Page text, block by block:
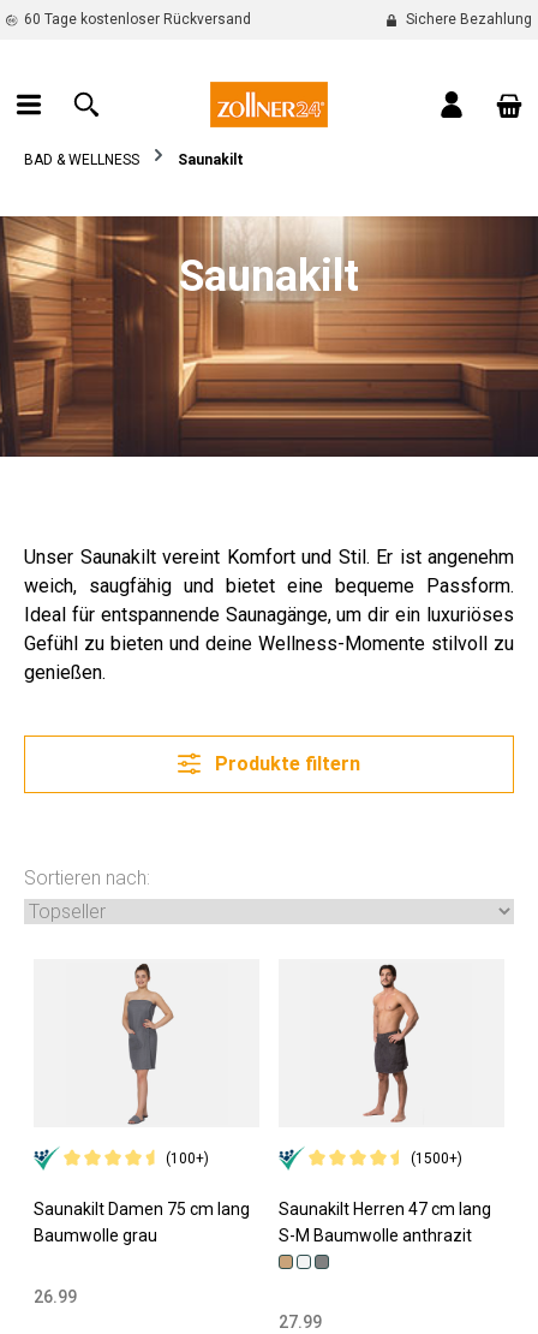
springen
60 Tage kostenloser Rückversand Sichere Bezahlung
BAD & WELLNESS Saunakilt
Saunakilt
Unser Saunakilt vereint Komfort und Stil. Er ist angenehm
weich, saugfähig und bietet eine bequeme Passform.
Ideal für entspannende Saunagänge, um dir ein luxuriöses
Gefühl zu bieten und deine Wellness-Momente stilvoll zu
genießen.
Produkte filtern
Sortieren nach:
(100+)
Saunakilt Damen 75 cm lang
Baumwolle grau
26.99
(1500+)
Saunakilt Herren 47 cm lang
S-M Baumwolle anthrazit
27.99